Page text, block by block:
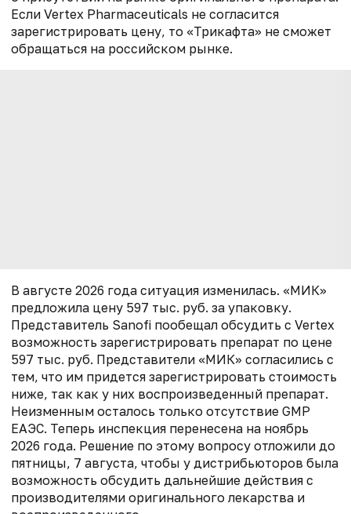
Если Vertex Pharmaceuticals не согласится
зарегистрировать цену, то «Трикафта» не сможет
обращаться на российском рынке.
В августе 2026 года ситуация изменилась. «МИК»
предложила цену 597 тыс. руб. за упаковку.
Представитель Sanofi пообещал обсудить с Vertex
возможность зарегистрировать препарат по цене
597 тыс. руб. Представители «МИК» согласились с
тем, что им придется зарегистрировать стоимость
ниже, так как у них воспроизведенный препарат.
Неизменным осталось только отсутствие GMP
ЕАЭС. Теперь инспекция перенесена на ноябрь
2026 года. Решение по этому вопросу отложили до
пятницы, 7 августа, чтобы у дистрибьюторов была
возможность обсудить дальнейшие действия с
производителями оригинального лекарства и